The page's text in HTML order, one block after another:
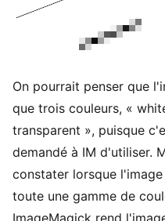
On pourrait penser que
que trois couleurs, «
transparent », puisque
demandé à IM d'utiliser.
constater lorsque
toute une gamme de
ImageMagick rend